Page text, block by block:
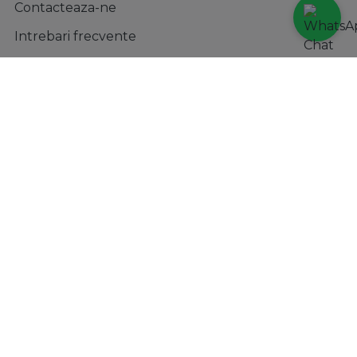
Contacteaza-ne
Intrebari frecvente